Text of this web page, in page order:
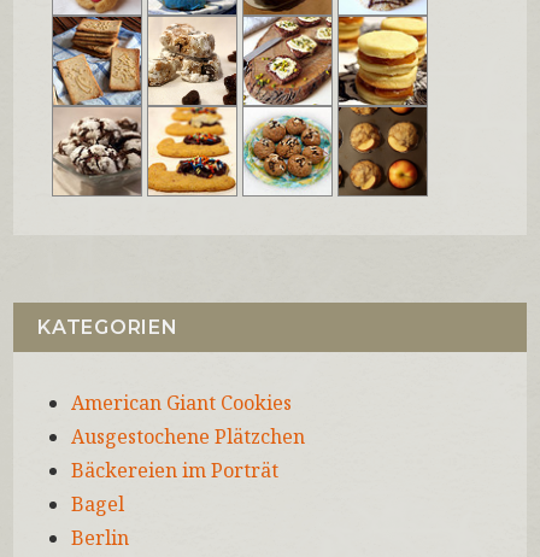
KATEGORIEN
American Giant Cookies
Ausgestochene Plätzchen
Bäckereien im Porträt
Bagel
Berlin